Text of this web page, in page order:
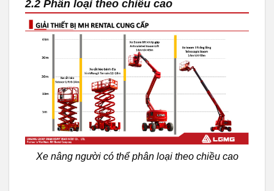
2.2 Phân loại theo chiều cao
Xe nâng người có thể phân loại theo chiều cao